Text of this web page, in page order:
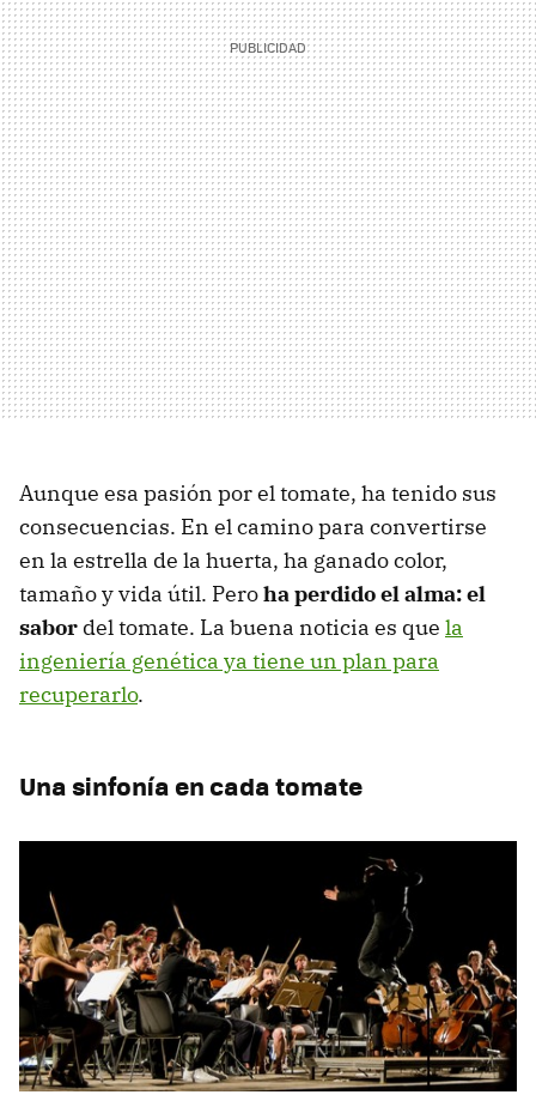
Aunque esa pasión por el tomate, ha tenido sus
consecuencias. En el camino para convertirse
en la estrella de la huerta, ha ganado color,
tamaño y vida útil. Peroha perdido el alma: el
sabor del tomate. La buena noticia es que la
ingeniería genética ya tiene un plan para
recuperarlo.
Una sinfonía en cada tomate